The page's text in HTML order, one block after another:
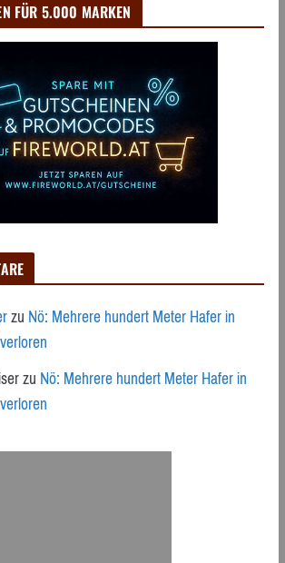
FÜR 5.000 MARKEN
zuNö: Mehrere hundert Meter Hafer in
zuNö: Mehrere hundert Meter Hafer in